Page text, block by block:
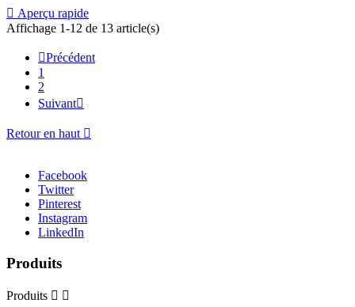
 Aperçu rapide
Affichage 1-12 de 13 article(s)
Précédent
1
2
Suivant
Retour en haut 
Facebook
Twitter
Pinterest
Instagram
LinkedIn
Produits
Produits  